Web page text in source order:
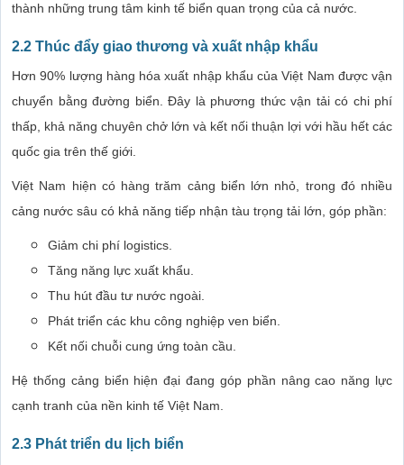
thành những trung tâm kinh tế biển quan trọng của cả nước.
2.2 Thúc đẩy giao thương và xuất nhập khẩu
Hơn 90% lượng hàng hóa xuất nhập khẩu của Việt Nam được vận
chuyển bằng đường biển. Đây là phương thức vận tải có chi phí
thấp, khả năng chuyên chở lớn và kết nối thuận lợi với hầu hết các
quốc gia trên thế giới.
Việt Nam hiện có hàng trăm cảng biển lớn nhỏ, trong đó nhiều
cảng nước sâu có khả năng tiếp nhận tàu trọng tải lớn, góp phần:
Giảm chi phí logistics.
Tăng năng lực xuất khẩu.
Thu hút đầu tư nước ngoài.
Phát triển các khu công nghiệp ven biển.
Kết nối chuỗi cung ứng toàn cầu.
Hệ thống cảng biển hiện đại đang góp phần nâng cao năng lực
cạnh tranh của nền kinh tế Việt Nam.
2.3 Phát triển du lịch biển